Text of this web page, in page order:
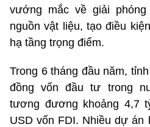
vướng mắc về giải
nguồn vật liệu, tạo điều
hạ tầng trọng điểm.
Trong 6 tháng đầu năm,
đồng vốn đầu tư trong
tương đương khoảng 4,7
USD vốn FDI. Nhiều dự án